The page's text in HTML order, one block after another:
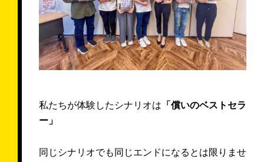
私たちが体験したシナリオは 「償いのベストセラ
ー」
同じシナリオでも同じエンドになるとは限りませ